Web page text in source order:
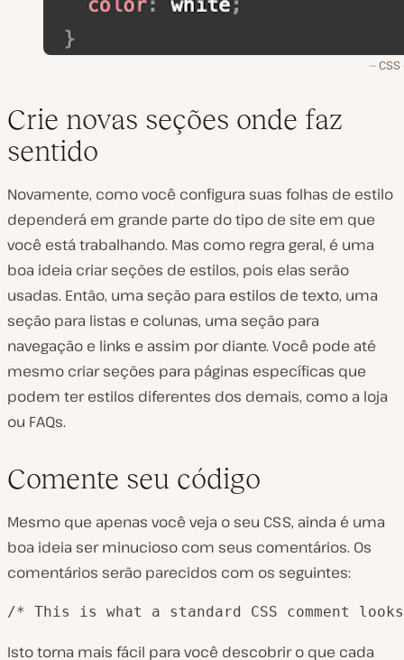
Crie novas seções onde faz
sentido
Novamente, como você configura suas folhas de estilo
dependerá em grande parte do tipo de site em que
você está trabalhando. Mas como regra geral, é uma
boa ideia criar seções de estilos, pois elas serão
usadas. Então, uma seção para estilos de texto, uma
seção para listas e colunas, uma seção para
navegação e links e assim por diante. Você pode até
mesmo criar seções para páginas específicas que
podem ter estilos diferentes dos demais, como a loja
ou FAQs.
Comente seu código
Mesmo que apenas você veja o seu CSS, ainda é uma
boa ideia ser minucioso com seus comentários. Os
comentários serão parecidos com os seguintes:
/* This is what a standard CSS comment
Isto torna mais fácil para você descobrir o que cada